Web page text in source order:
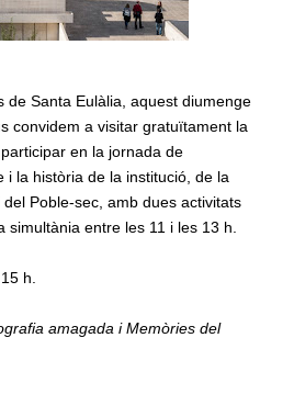
de Santa Eulàlia, aquest diumenge
convidem a visitar gratuïtament la
en la jornada de
i la història de la institució, de la
Poble-sec, amb dues activitats
entre les 11 i les 13 h.
h.
amagada i Memòries del